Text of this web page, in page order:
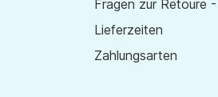
Fragen zur Retoure -
Lieferzeiten
Zahlungsarten